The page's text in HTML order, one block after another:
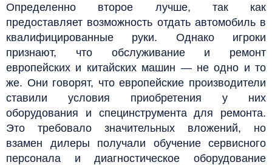
Определенно второе лучше, так как
предоставляет возможность отдать автомобиль в
квалифицированные руки. Однако игроки
признают, что обслуживание и ремонт
европейских и китайских машин — не одно и то
же. Они говорят, что европейские производители
ставили условия приобретения у них
оборудования и специнструмента для ремонта.
Это требовало значительных вложений, но
взамен дилеры получали обучение сервисного
персонала и диагностическое оборудование